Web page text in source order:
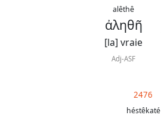
alêthê
ἀληθῆ
[la] vraie
Adj-ASF
2476
héstêkaté